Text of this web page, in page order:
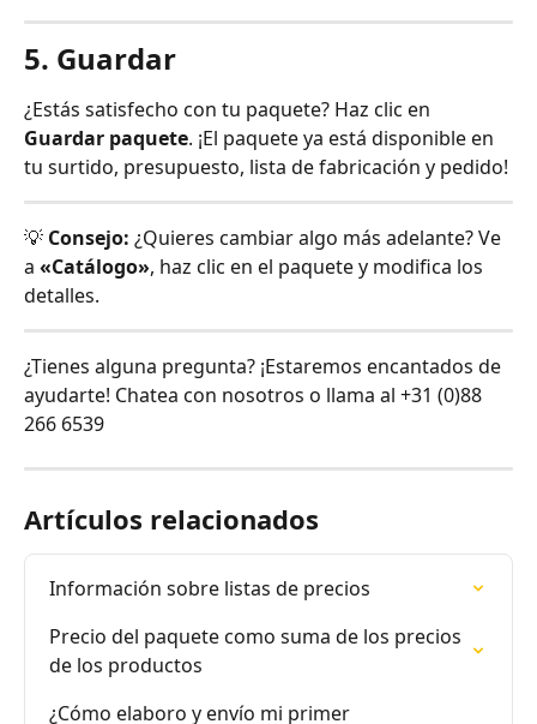
5. Guardar
¿Estás satisfecho con tu paquete? Haz clic en
Guardar paquete. ¡El paquete ya está disponible en
tu surtido, presupuesto, lista de fabricación y pedido!
💡 Consejo: ¿Quieres cambiar algo más adelante? Ve
a «Catálogo», haz clic en el paquete y modifica los
detalles.
¿Tienes alguna pregunta? ¡Estaremos encantados de
ayudarte! Chatea con nosotros o llama al +31 (0)88
266 6539
Artículos relacionados
Información sobre listas de precios
Precio del paquete como suma de los precios
de los productos
¿Cómo elaboro y envío mi primer